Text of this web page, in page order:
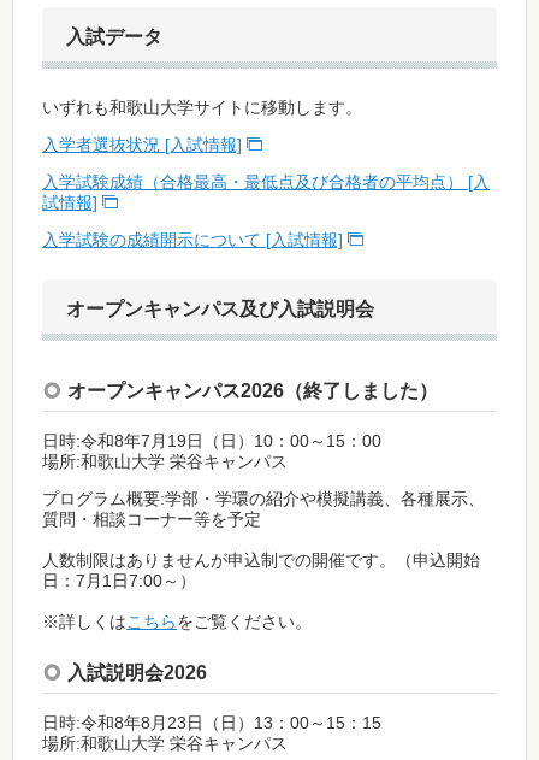
入試データ
いずれも和歌山大学サイトに移動します。
入学者選抜状況 [入試情報]
入学試験成績（合格最高・最低点及び合格者の平均点） [入
試情報]
入学試験の成績開示について [入試情報]
オープンキャンパス及び入試説明会
オープンキャンパス2026（終了しました）
日時:令和8年7月19日（日）10：00～15：00
場所:和歌山大学 栄谷キャンパス
プログラム概要:学部・学環の紹介や模擬講義、各種展示、
質問・相談コーナー等を予定
人数制限はありませんが申込制での開催です。（申込開始
日：7月1日7:00～）
※詳しくはこちらをご覧ください。
入試説明会2026
日時:令和8年8月23日（日）13：00～15：15
場所:和歌山大学 栄谷キャンパス